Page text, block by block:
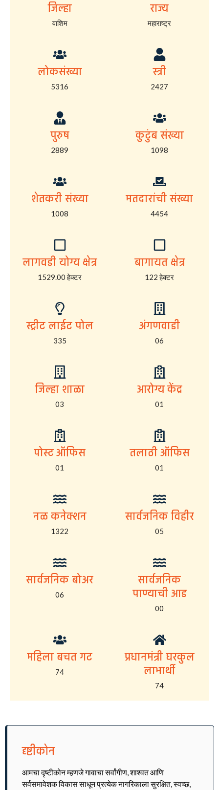
जिल्हा
वाशिम
राज्य
महाराष्ट्र
लोकसंख्या
5316
स्त्री
2427
पुरुष
2889
कुटुंब संख्या
1098
शेतकरी संख्या
1008
मतदारांची संख्या
4454
लागवडी योग्य क्षेत्र
1529.00 हेक्टर
बागायत क्षेत्र
122 हेक्टर
स्ट्रीट लाईट पोल
335
अंगणवाडी
06
जिल्हा शाळा
03
आरोग्य केंद्र
01
पोस्ट ऑफिस
01
तलाठी ऑफिस
01
नळ कनेक्शन
1322
सार्वजनिक विहीर
05
सार्वजनिक बोअर
06
सार्वजनिक
पाण्याची आड
00
महिला बचत गट
74
प्रधानमंत्री घरकुल
लाभार्थी
74
दृष्टीकोन
आमचा दृष्टीकोन म्हणजे गावाचा सर्वांगीण, शाश्वत आणि
सर्वसमावेशक विकास साधून प्रत्येक नागरिकाला सुरक्षित, स्वच्छ,